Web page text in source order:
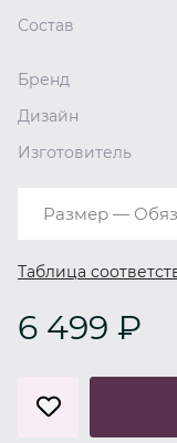
Состав
Бренд
Дизайн
Изготовитель
Размер —
Таблица
6 499 ₽